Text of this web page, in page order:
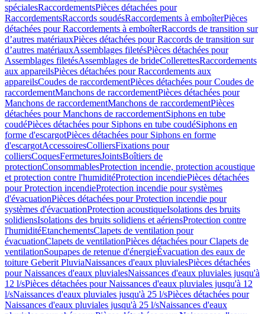
spécialesRaccordementsPièces détachées pour
RaccordementsRaccords soudésRaccordements à emboîterPièces
détachées pour Raccordements à emboîterRaccords de transition sur
d’autres matériauxPièces détachées pour Raccords de transition sur
d’autres matériauxAssemblages filetésPièces détachées pour
Assemblages filetésAssemblages de brideCollerettesRaccordements
aux appareilsPièces détachées pour Raccordements aux
appareilsCoudes de raccordementPièces détachées pour Coudes de
raccordementManchons de raccordementPièces détachées pour
Manchons de raccordementManchons de raccordementPièces
détachées pour Manchons de raccordementSiphons en tube
coudéPièces détachées pour Siphons en tube coudéSiphons en
forme d'escargotPièces détachées pour Siphons en forme
d'escargotAccessoiresColliersFixations pour
colliersCoquesFermeturesJointsBoîtiers de
protectionConsommablesProtection incendie, protection acoustique
et protection contre l'humiditéProtection incendiePièces détachées
pour Protection incendieProtection incendie pour systèmes
d'évacuationPièces détachées pour Protection incendie pour
systèmes d'évacuationProtection acoustiqueIsolations des bruits
solidiensIsolations des bruits solidiens et aériensProtection contre
l'humiditéEtanchementsClapets de ventilation pour
évacuationClapets de ventilationPièces détachées pour Clapets de
ventilationSoupapes de retenue d'énergieÉvacuation des eaux de
toiture Geberit PluviaNaissances d'eaux pluvialesPièces détachées
pour Naissances d'eaux pluvialesNaissances d'eaux pluviales jusqu'à
12 l/sPièces détachées pour Naissances d'eaux pluviales jusqu'à 12
l/sNaissances d'eaux pluviales jusqu'à 25 l/sPièces détachées pour
Naissances d'eaux pluviales jusqu'à 25 l/sNaissances d'eaux